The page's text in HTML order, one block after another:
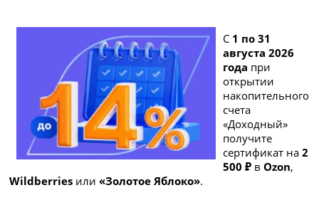
С 1 по 31
августа 2026
года при
открытии
накопительного
счета
«Доходный»
получите
сертификат на2
500 ₽ вOzon,
Wildberries или«Золотое Яблоко».